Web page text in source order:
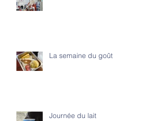
La semaine du goût
Journée du lait